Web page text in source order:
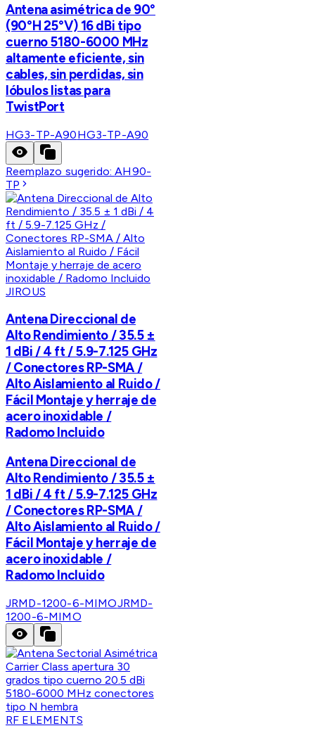
Antena asimétrica de 90°
(90°H 25°V) 16 dBi tipo
cuerno 5180-6000 MHz
altamente eficiente, sin
cables, sin perdidas, sin
lóbulos listas para
TwistPort
HG3-TP-A90HG3-TP-A90
Reemplazo sugerido:AH90-
TP
JIROUS
Antena Direccional de
Alto Rendimiento / 35.5 ±
1 dBi / 4 ft / 5.9-7.125 GHz
/ Conectores RP-SMA /
Alto Aislamiento al Ruido /
Fácil Montaje y herraje de
acero inoxidable /
Radomo Incluido
Antena Direccional de
Alto Rendimiento / 35.5 ±
1 dBi / 4 ft / 5.9-7.125 GHz
/ Conectores RP-SMA /
Alto Aislamiento al Ruido /
Fácil Montaje y herraje de
acero inoxidable /
Radomo Incluido
JRMD-1200-6-MIMOJRMD-
1200-6-MIMO
RF ELEMENTS